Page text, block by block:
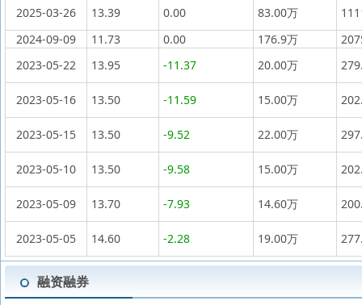
2025-03-26
13.39 0.00 83.00万
2024-09-09
11.73 0.00 176.9万
2023-05-22
13.95 -11.37 20.00万
2023-05-16 13.50 -11.59 15.00万
2023-05-15 13.50 -9.52 22.00万
2023-05-10 13.50 -9.58 15.00万
2023-05-09 13.70 -7.93 14.60万
2023-05-05 14.60 -2.28 19.00万
融资融券